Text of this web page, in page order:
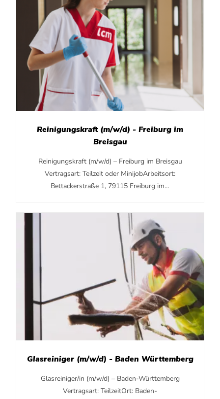
Reinigungskraft (m/w/d) - Freiburg im
Breisgau
Reinigungskraft (m/w/d) – Freiburg im Breisgau
Vertragsart: Teilzeit oder MinijobArbeitsort:
Bettackerstraße 1, 79115 Freiburg im…
Glasreiniger (m/w/d) - Baden Württemberg
Glasreiniger/in (m/w/d) – Baden-Württemberg
Vertragsart: TeilzeitOrt: Baden-